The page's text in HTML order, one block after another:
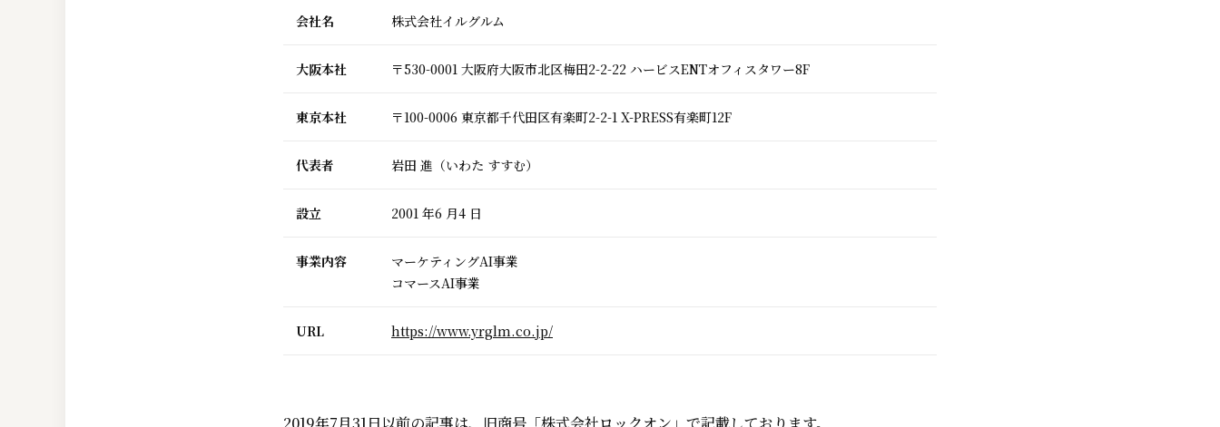
会社名 株式会社イルグルム
大阪本社 〒530-0001 大阪府大阪市北区梅田2-2-22 ハービスENTオフィスタワー8F
東京本社 〒100-0006 東京都千代田区有楽町2-2-1 X-PRESS有楽町12F
代表者 岩田 進（いわた すすむ）
設立 2001 年6 月4 日
事業内容
マーケティングAI事業
コマースAI事業
URL https://www.yrglm.co.jp/